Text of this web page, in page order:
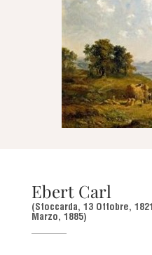
Ebert Carl
(Stoccarda, 13 Ottobre,
Marzo, 1885)